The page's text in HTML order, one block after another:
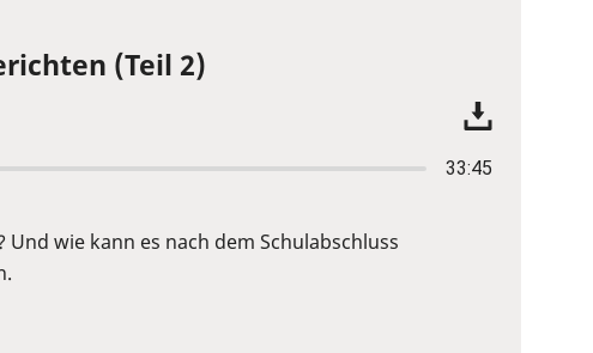
(Teil 2)
33:45
wie kann es nach dem Schulabschluss